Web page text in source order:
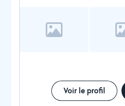
Voir le profil